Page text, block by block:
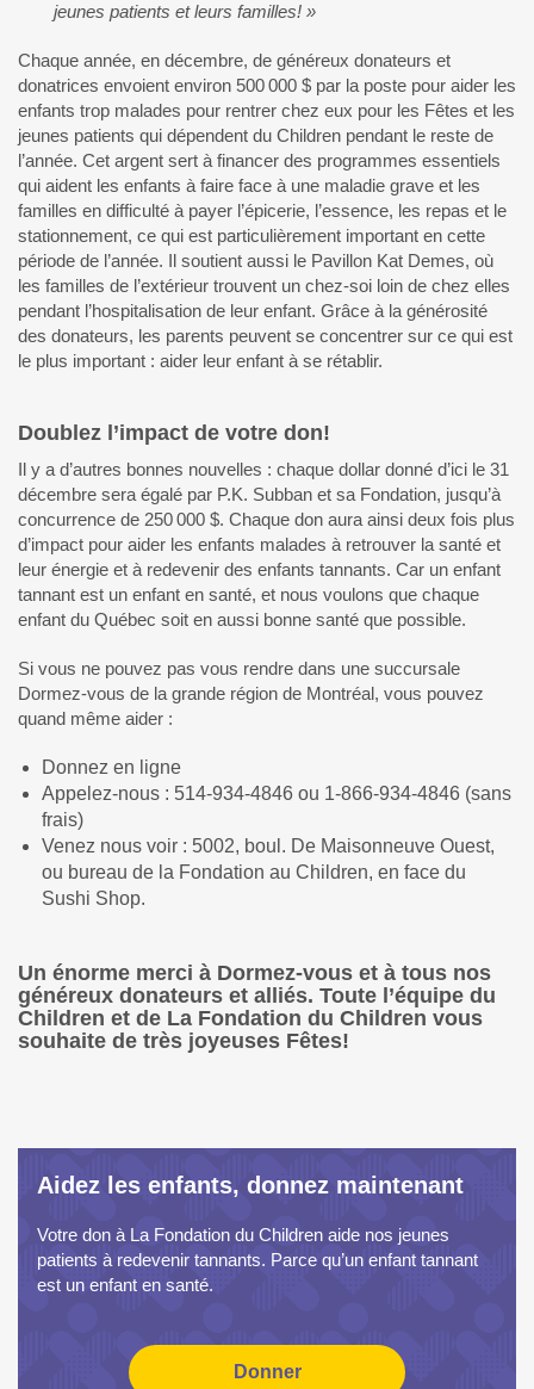
jeunes patients et leurs familles! »
Chaque année, en décembre, de généreux donateurs et
donatrices envoient environ 500 000 $ par la poste pour aider les
enfants trop malades pour rentrer chez eux pour les Fêtes et les
jeunes patients qui dépendent du Children pendant le reste de
l’année. Cet argent sert à financer des programmes essentiels
qui aident les enfants à faire face à une maladie grave et les
familles en difficulté à payer l’épicerie, l’essence, les repas et le
stationnement, ce qui est particulièrement important en cette
période de l’année. Il soutient aussi le Pavillon Kat Demes, où
les familles de l’extérieur trouvent un chez-soi loin de chez elles
pendant l’hospitalisation de leur enfant. Grâce à la générosité
des donateurs, les parents peuvent se concentrer sur ce qui est
le plus important : aider leur enfant à se rétablir.
Doublez l’impact de votre don!
Il y a d’autres bonnes nouvelles : chaque dollar donné d’ici le 31
décembre sera égalé par P.K. Subban et sa Fondation, jusqu’à
concurrence de 250 000 $. Chaque don aura ainsi deux fois plus
d’impact pour aider les enfants malades à retrouver la santé et
leur énergie et à redevenir des enfants tannants. Car un enfant
tannant est un enfant en santé, et nous voulons que chaque
enfant du Québec soit en aussi bonne santé que possible.
Si vous ne pouvez pas vous rendre dans une succursale
Dormez-vous de la grande région de Montréal, vous pouvez
quand même aider :
Donnez en ligne
Appelez-nous : 514-934-4846 ou 1-866-934-4846 (sans
frais)
Venez nous voir : 5002, boul. De Maisonneuve Ouest,
ou bureau de la Fondation au Children, en face du
Sushi Shop.
Un énorme merci à Dormez-vous et à tous nos
généreux donateurs et alliés. Toute l’équipe du
Children et de La Fondation du Children vous
souhaite de très joyeuses Fêtes!
Aidez les enfants, donnez maintenant
Votre don à La Fondation du Children aide nos jeunes
patients à redevenir tannants. Parce qu’un enfant tannant
est un enfant en santé.